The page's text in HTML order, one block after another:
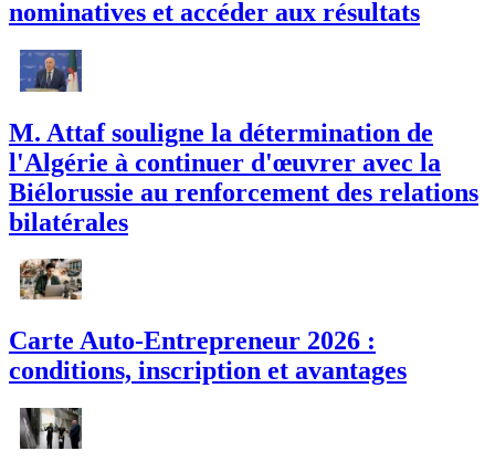
nominatives et accéder aux résultats
M. Attaf souligne la détermination de
l'Algérie à continuer d'œuvrer avec la
Biélorussie au renforcement des relations
bilatérales
Carte Auto-Entrepreneur 2026 :
conditions, inscription et avantages